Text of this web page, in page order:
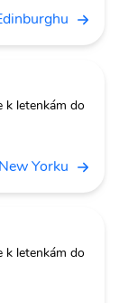
k letenkám do
Yorku
k letenkám do